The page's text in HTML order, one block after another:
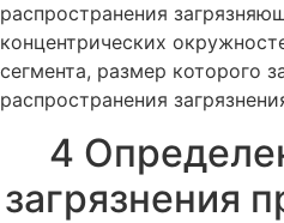
распространения
концентрических
сегмента, размер которого
распространения
4
загрязнения